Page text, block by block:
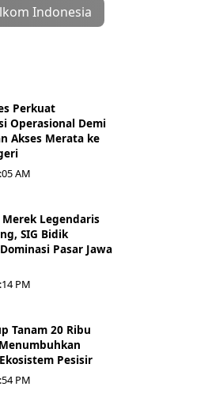
Indonesia
Perkuat
Operasional Demi
Akses Merata ke
AM
Legendaris
SIG Bidik
Pasar Jawa
PM
Tanam 20 Ribu
Pesisir
PM